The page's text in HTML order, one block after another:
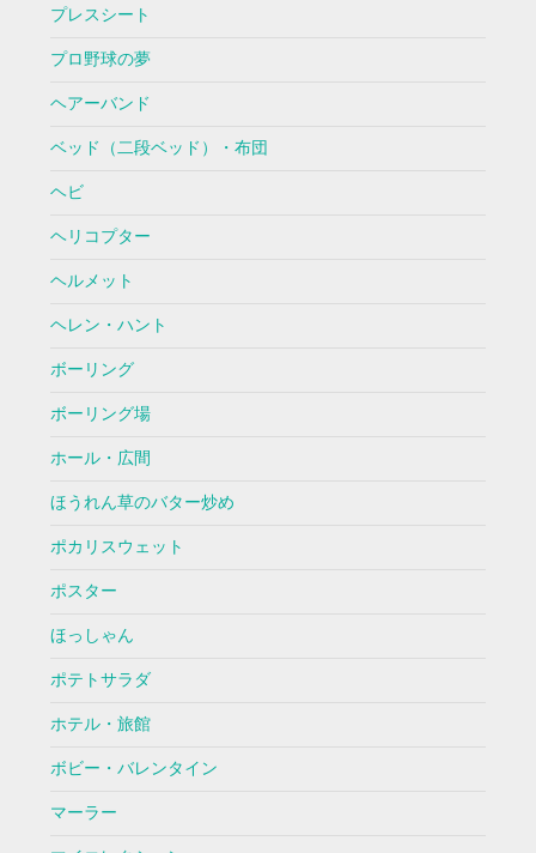
プレスシート
プロ野球の夢
ヘアーバンド
ベッド（二段ベッド）・布団
ヘビ
ヘリコプター
ヘルメット
ヘレン・ハント
ボーリング
ボーリング場
ホール・広間
ほうれん草のバター炒め
ポカリスウェット
ポスター
ほっしゃん
ポテトサラダ
ホテル・旅館
ボビー・バレンタイン
マーラー